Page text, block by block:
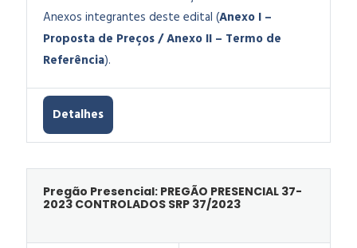
Anexos integrantes deste edital (Anexo I –
Proposta de Preços / Anexo II – Termo de
Referência).
Detalhes
Pregão Presencial: PREGÃO PRESENCIAL 37-
2023 CONTROLADOS SRP 37/2023